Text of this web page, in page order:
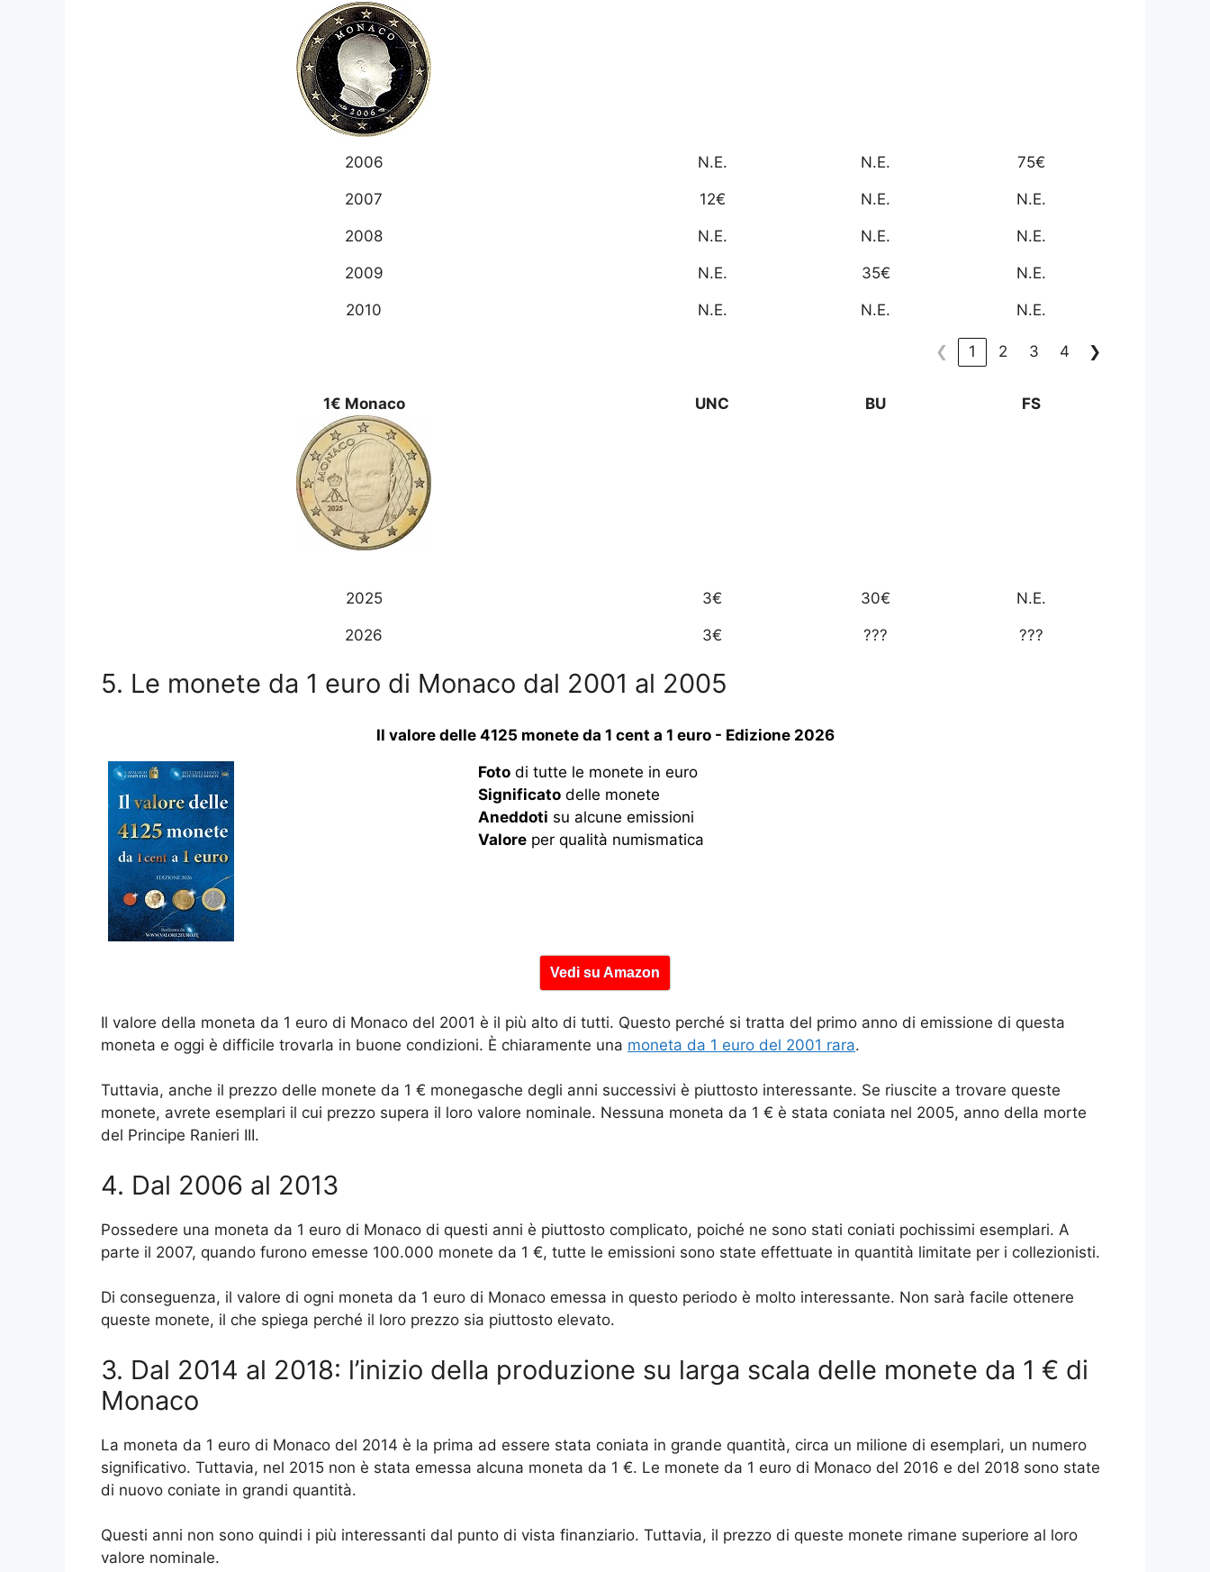
2006 N.E. N.E. 75€
2007 12€ N.E. N.E.
2008 N.E. N.E. N.E.
2009 N.E. 35€ N.E.
2010 N.E. N.E. N.E.
❮ 1 2 3 4 ❯
1€ Monaco UNC BU FS
2025 3€ 30€ N.E.
2026 3€ ??? ???
5. Le monete da 1 euro di Monaco dal 2001 al 2005
Il valore delle 4125 monete da 1 cent a 1 euro - Edizione 2026
Foto di tutte le monete in euro
Significato delle monete
Aneddoti su alcune emissioni
Valore per qualità numismatica
Vedi su Amazon
Il valore della moneta da 1 euro di Monaco del 2001 è il più alto di tutti. Questo perché si tratta del primo anno di emissione di questa
moneta e oggi è difficile trovarla in buone condizioni. È chiaramente una moneta da 1 euro del 2001 rara.
Tuttavia, anche il prezzo delle monete da 1 € monegasche degli anni successivi è piuttosto interessante. Se riuscite a trovare queste
monete, avrete esemplari il cui prezzo supera il loro valore nominale. Nessuna moneta da 1 € è stata coniata nel 2005, anno della morte
del Principe Ranieri III.
4. Dal 2006 al 2013
Possedere una moneta da 1 euro di Monaco di questi anni è piuttosto complicato, poiché ne sono stati coniati pochissimi esemplari. A
parte il 2007, quando furono emesse 100.000 monete da 1 €, tutte le emissioni sono state effettuate in quantità limitate per i collezionisti.
Di conseguenza, il valore di ogni moneta da 1 euro di Monaco emessa in questo periodo è molto interessante. Non sarà facile ottenere
queste monete, il che spiega perché il loro prezzo sia piuttosto elevato.
3. Dal 2014 al 2018: l’inizio della produzione su larga scala delle monete da 1 € di
Monaco
La moneta da 1 euro di Monaco del 2014 è la prima ad essere stata coniata in grande quantità, circa un milione di esemplari, un numero
significativo. Tuttavia, nel 2015 non è stata emessa alcuna moneta da 1 €. Le monete da 1 euro di Monaco del 2016 e del 2018 sono state
di nuovo coniate in grandi quantità.
Questi anni non sono quindi i più interessanti dal punto di vista finanziario. Tuttavia, il prezzo di queste monete rimane superiore al loro
valore nominale.